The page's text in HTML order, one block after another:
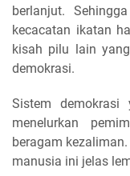
berlanjut.
kecacatan ikatan
kisah pilu lain
demokrasi.
Sistem
menelurkan
beragam
manusia ini jelas